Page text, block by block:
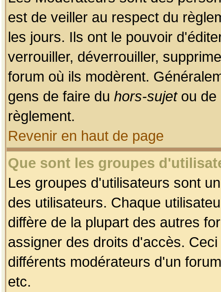
est de veiller au respect du
les jours. Ils ont le pouvoir
verrouiller, déverrouiller,
forum où ils modèrent.
gens de faire du hors-sujetou de
règlement.
Revenir en haut de page
Que sont les groupes
Les groupes d'utilisateurs sont
des utilisateurs. Chaque
diffère de la plupart des autres
assigner des droits d'accès.
différents modérateurs d'un
etc.